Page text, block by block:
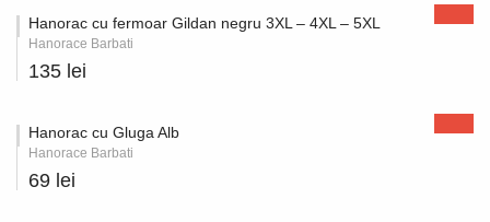
Hanorac cu fermoar Gildan negru 3XL – 4XL – 5XL
Hanorace Barbati
135 lei
Hanorac cu Gluga Alb
Hanorace Barbati
69 lei